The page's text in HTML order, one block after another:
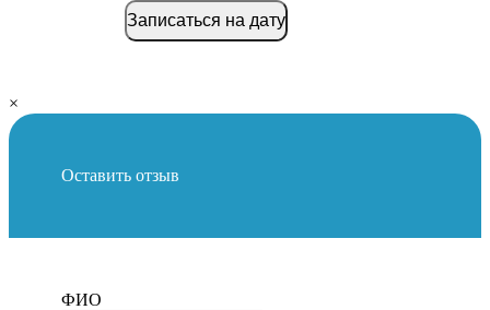
Записаться на дату
×
Оставить отзыв
ФИО